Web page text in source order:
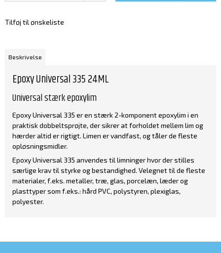
Tilføj til ønskeliste
Beskrivelse
Epoxy Universal 335 24ML
Universal stærk epoxylim
Epoxy Universal 335 er en stærk 2-komponent epoxylim i en
praktisk dobbeltsprøjte, der sikrer at forholdet mellem lim og
hærder altid er rigtigt. Limen er vandfast, og tåler de fleste
opløsningsmidler.
Epoxy Universal 335 anvendes til limninger hvor der stilles
særlige krav til styrke og bestandighed. Velegnet til de fleste
materialer, f.eks. metaller, træ, glas, porcelæn, læder og
plasttyper som f.eks.: hård PVC, polystyren, plexiglas,
polyester.